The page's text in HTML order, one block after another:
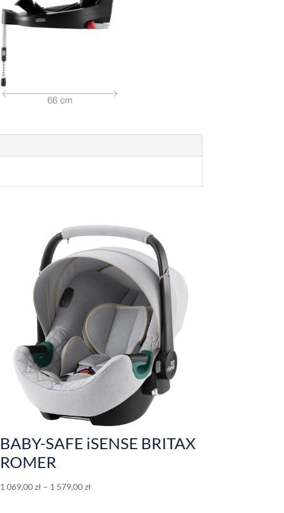
BABY-SAFE iSENSE BRITAX
ROMER
1 069,00zł – 1 579,00zł